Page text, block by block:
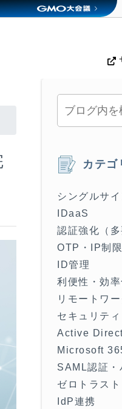
カテゴ
シングルサ
IDaaS
認証強化（多
OTP・IP制限
ID管理
利便性・効率
リモートワ
セキュリティ
Active
Microsoft
SAML認証・
ゼロトラスト
IdP連携